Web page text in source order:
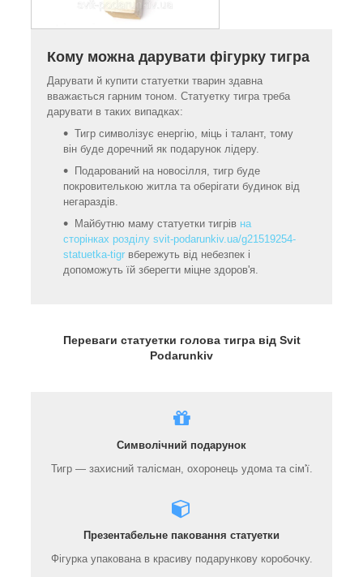
Кому можна дарувати фігурку тигра
Дарувати й купити статуетки тварин здавна
вважається гарним тоном. Статуетку тигра треба
дарувати в таких випадках:
Тигр символізує енергію, міць і талант, тому
він буде доречний як подарунок лідеру.
Подарований на новосілля, тигр буде
покровителькою житла та оберігати будинок від
негараздів.
Майбутню маму статуетки тигрів на
сторінках розділу svit-podarunkiv.ua/g21519254-
statuetka-tigr вбережуть від небезпек і
допоможуть їй зберегти міцне здоров'я.
Переваги статуетки голова тигра від Svit
Podarunkiv
Символічний подарунок
Тигр — захисний талісман, охоронець удома та сім'ї.
Презентабельне паковання статуетки
Фігурка упакована в красиву подарункову коробочку.